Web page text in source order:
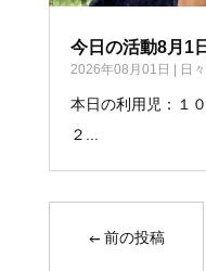
今日の活動8月1日
2026年08月01日 日
本日の利用児：１
２...
←前の投稿